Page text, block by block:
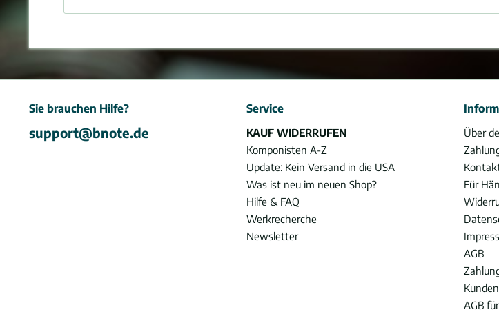
Sie brauchen Hilfe?
support@bnote.de
Service
KAUF WIDERRUFEN
Komponisten A-Z
Update: Kein Versand in die USA
Was ist neu im neuen Shop?
Hilfe & FAQ
Werkrecherche
Newsletter
Über
Für
AGB
Kunden
AGB